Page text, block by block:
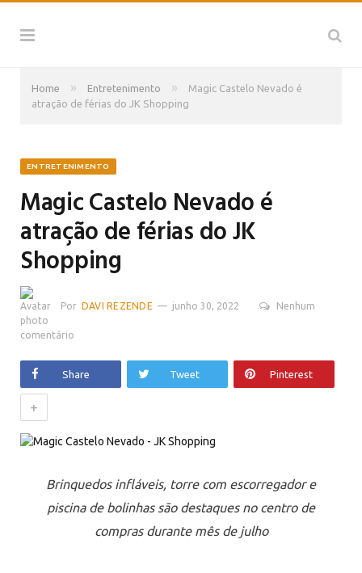
Home » Entretenimento »
Magic Castelo Nevado é
atração de férias do JK Shopping
ENTRETENIMENTO
Magic Castelo Nevado é
atração de férias do JK
Shopping
Por DAVI REZENDE junho 30, 2022 Nenhum
comentário
Share Tweet Pinterest
+
Brinquedos infláveis, torre com escorregador e
piscina de bolinhas são destaques no centro de
compras durante mês de julho